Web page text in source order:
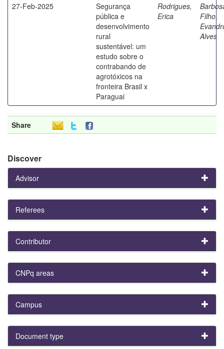
27-Feb-2025
Segurança
pública e
desenvolvimento
rural
sustentável: um
estudo sobre o
contrabando de
agrotóxicos na
fronteira Brasil x
Paraguai
Rodrigues,
Erica
Filho,
Alves
Share
Discover
Advisor
Referees
Contributor
CNPq areas
Campus
Document type